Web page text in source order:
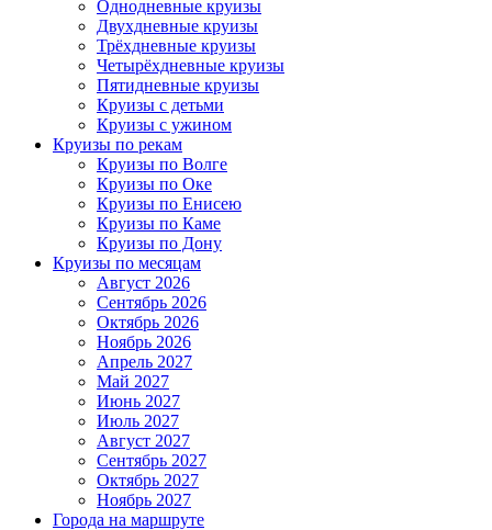
Однодневные круизы
Двухдневные круизы
Трёхдневные круизы
Четырёхдневные круизы
Пятидневные круизы
Круизы с детьми
Круизы с ужином
Круизы по рекам
Круизы по Волге
Круизы по Оке
Круизы по Енисею
Круизы по Каме
Круизы по Дону
Круизы по месяцам
Август 2026
Сентябрь 2026
Октябрь 2026
Ноябрь 2026
Апрель 2027
Май 2027
Июнь 2027
Июль 2027
Август 2027
Сентябрь 2027
Октябрь 2027
Ноябрь 2027
Города на маршруте